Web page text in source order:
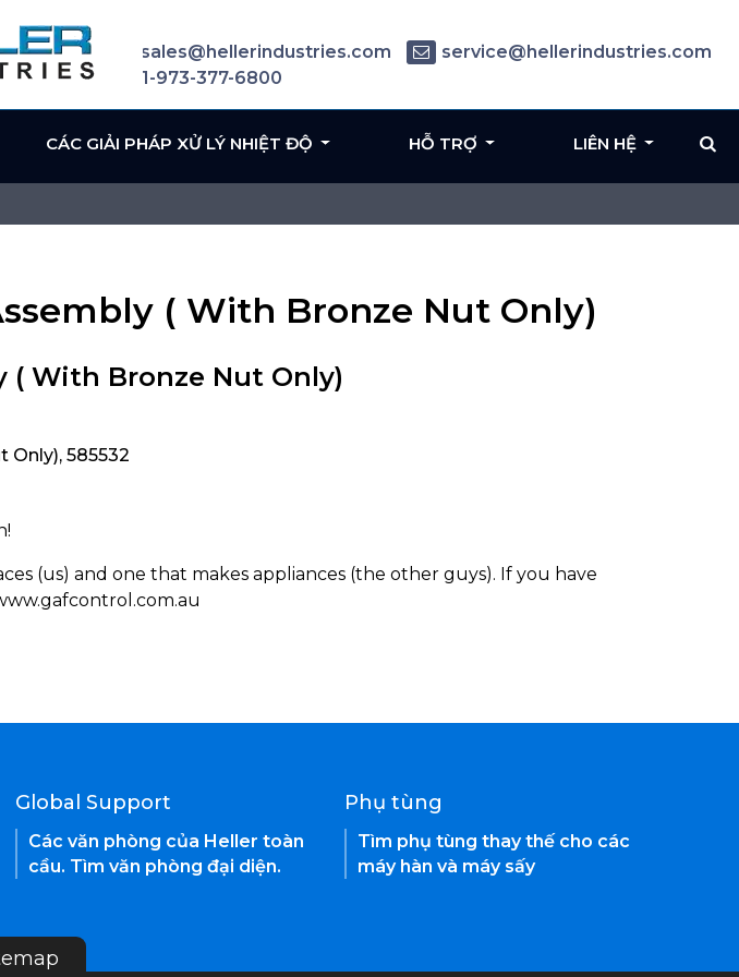
( With Bronze Nut Only)
( With Bronze Nut Only)
585532
(us) and one that makes appliances (the other guys). If you have
sales@hellerindustries.com
service@hellerindustries.com
1-973-377-6800
CÁC GIẢI PHÁP XỬ LÝ NHIỆT ĐỘ HỖ TRỢ LIÊN HỆ
Global Support
Các văn phòng của Heller toàn
cầu. Tìm văn phòng đại diện.
Phụ tùng
Tìm phụ tùng thay thế cho các
máy hàn và máy sấy